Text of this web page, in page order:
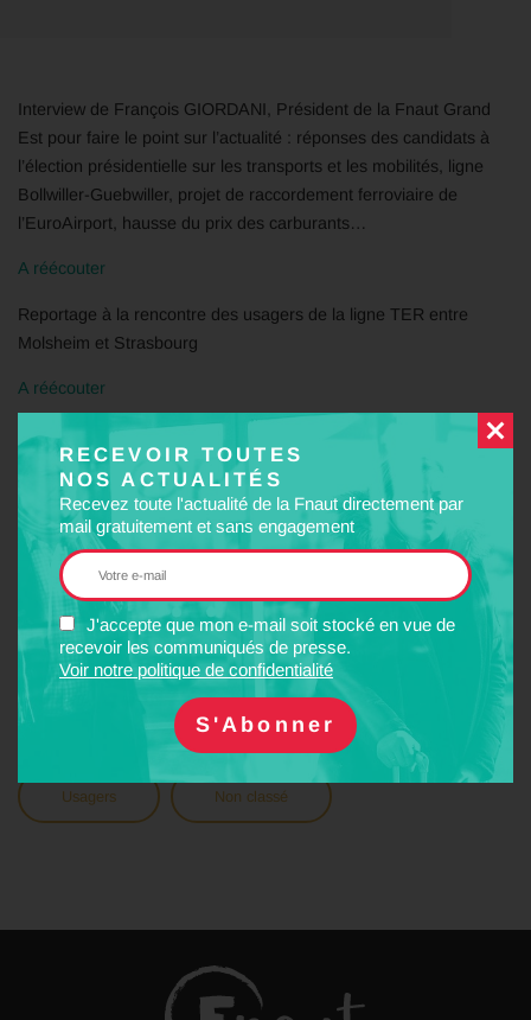
RECEVOIR TOUTES
NOS ACTUALITÉS
Recevez toute l'actualité de la Fnaut directement par
mail gratuitement et sans engagement
J'accepte que mon e-mail soit stocké en vue de
recevoir les communiqués de presse.
Voir notre politique de confidentialité
Interview de François GIORDANI, Président de la Fnaut Grand
Est pour faire le point sur l’actualité : réponses des candidats à
l’élection présidentielle sur les transports et les mobilités, ligne
Bollwiller-Guebwiller, projet de raccordement ferroviaire de
l’EuroAirport, hausse du prix des carburants…
A réécouter
Reportage à la rencontre des usagers de la ligne TER entre
Molsheim et Strasbourg
A réécouter
PARTAGER
Facebook
TwitterLinkedIn
Email
MOTS-CLÉS
Environnement Ferroviaire
Financement Médias Politique
Usagers Non classé